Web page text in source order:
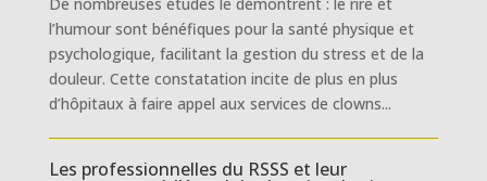
l’humour sont bénéfiques pour la santé physique et
psychologique, facilitant la gestion du stress et de la
douleur. Cette constatation incite de plus en plus
d’hôpitaux à faire appel aux services de clowns...
Les professionnelles du RSSS et leur